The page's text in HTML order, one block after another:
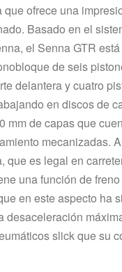
que ofrece una
Basado en el
el Senna GTR
de seis
delantera y cuatro
en discos de
mm de capas que
mecanizadas.
que es legal en
una función de
en este aspecto ha
desaceleración
slick que su